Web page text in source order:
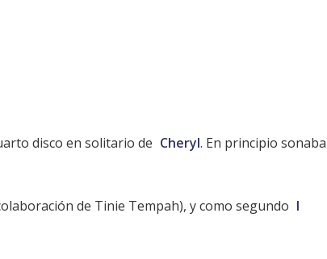
disco en solitario de Cheryl. En principio sonaba
de Tinie Tempah), y como segundo I